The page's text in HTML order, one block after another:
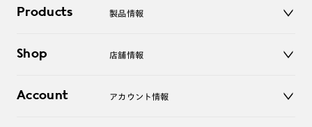
Products 製品情報
サングラス
コンタクトレンズ
Shop 店舗情報
オンラインショップ
Account アカウント情報